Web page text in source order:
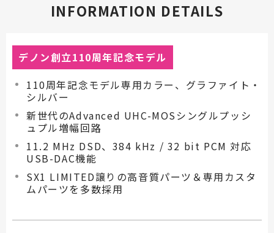
INFORMATION DETAILS
デノン創立110周年記念モデル
110周年記念モデル専用カラー、グラファイト・
シルバー
新世代のAdvanced UHC-MOSシングルプッシ
ュプル増幅回路
11.2 MHz DSD、384 kHz / 32 bit PCM 対応
USB-DAC機能
SX1 LIMITED譲りの高音質パーツ＆専用カスタ
ムパーツを多数採用